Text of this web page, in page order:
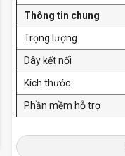
Thông tin chung
Trọng lượng
Dây kết nối
Kích thước
Phần mềm hỗ trợ